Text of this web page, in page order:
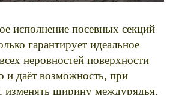
исполнение посевных секций
гарантирует идеальное
неровностей поверхности
и даёт возможность, при
изменять ширину междурядья.